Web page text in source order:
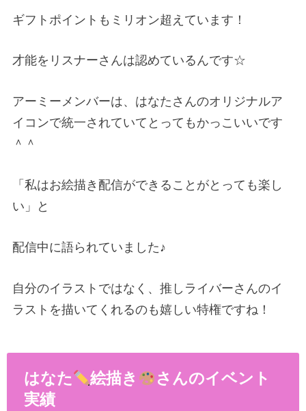
ギフトポイントもミリオン超えています！
才能をリスナーさんは認めているんです☆
アーミーメンバーは、はなたさんのオリジナルア
イコンで統一されていてとってもかっこいいです
＾＾
「私はお絵描き配信ができることがとっても楽し
い」と
配信中に語られていました♪
自分のイラストではなく、推しライバーさんのイ
ラストを描いてくれるのも嬉しい特権ですね！
はなた 絵描き
さんのイベント
実績